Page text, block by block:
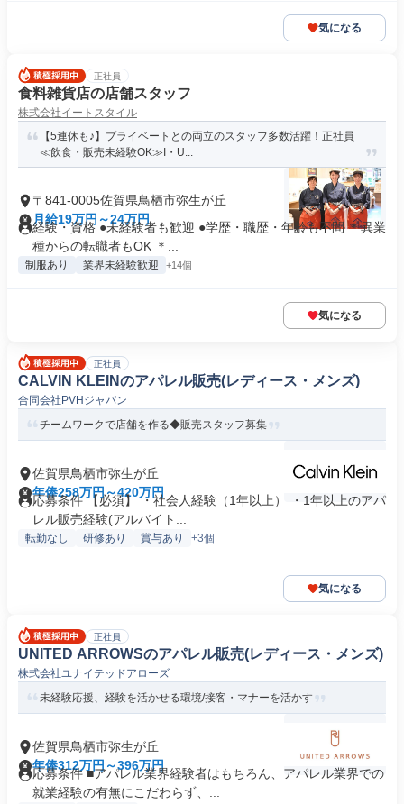
気になる
正社員
食料雑貨店の店舗スタッフ
株式会社イートスタイル
【5連休も♪】プライベートとの両立のスタッフ多数活躍！正社員
≪飲食・販売未経験OK≫I・U...
〒841-0005佐賀県鳥栖市弥生が丘
月給19万円～24万円
経験・資格 ●未経験者も歓迎 ●学歴・職歴・年齢も不問 ＊異業
種からの転職者もOK ＊...
制服あり 業界未経験歓迎 +14個
気になる
正社員
CALVIN KLEINのアパレル販売(レディース・メンズ)
合同会社PVHジャパン
チームワークで店舗を作る◆販売スタッフ募集
佐賀県鳥栖市弥生が丘
年俸258万円～420万円
応募条件 【必須】 ・社会人経験（1年以上） ・1年以上のアパ
レル販売経験(アルバイト...
転勤なし 研修あり 賞与あり +3個
気になる
正社員
UNITED ARROWSのアパレル販売(レディース・メンズ)
株式会社ユナイテッドアローズ
未経験応援、経験を活かせる環境/接客・マナーを活かす
佐賀県鳥栖市弥生が丘
年俸312万円～396万円
応募条件 ■アパレル業界経験者はもちろん、アパレル業界での
就業経験の有無にこだわらず、...